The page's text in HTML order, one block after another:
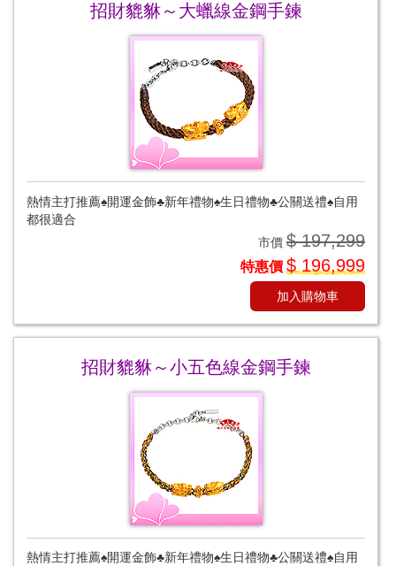
招財貔貅～大蠟線金鋼手鍊
熱情主打推薦♠開運金飾♣新年禮物♠生日禮物♣公關送禮♠自用
都很適合
市價 $ 197,299
特惠價 $ 196,999
加入購物車
招財貔貅～小五色線金鋼手鍊
熱情主打推薦♠開運金飾♣新年禮物♠生日禮物♣公關送禮♠自用